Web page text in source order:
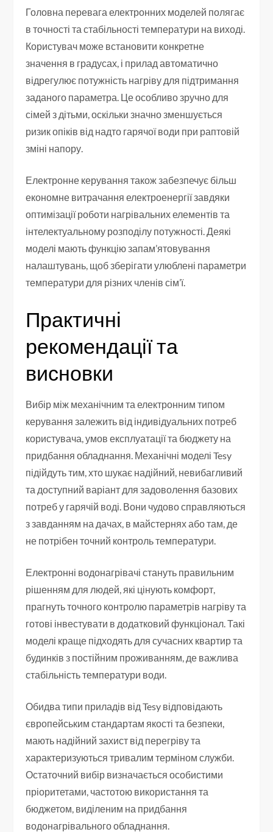
Головна перевага електронних моделей полягає
в точності та стабільності температури на виході.
Користувач може встановити конкретне
значення в градусах, і прилад автоматично
відрегулює потужність нагріву для підтримання
заданого параметра. Це особливо зручно для
сімей з дітьми, оскільки значно зменшується
ризик опіків від надто гарячої води при раптовій
зміні напору.
Електронне керування також забезпечує більш
економне витрачання електроенергії завдяки
оптимізації роботи нагрівальних елементів та
інтелектуальному розподілу потужності. Деякі
моделі мають функцію запам’ятовування
налаштувань, щоб зберігати улюблені параметри
температури для різних членів сім’ї.
Практичні
рекомендації та
висновки
Вибір між механічним та електронним типом
керування залежить від індивідуальних потреб
користувача, умов експлуатації та бюджету на
придбання обладнання. Механічні моделі Tesy
підійдуть тим, хто шукає надійний, невибагливий
та доступний варіант для задоволення базових
потреб у гарячій воді. Вони чудово справляються
з завданням на дачах, в майстернях або там, де
не потрібен точний контроль температури.
Електронні водонагрівачі стануть правильним
рішенням для людей, які цінують комфорт,
прагнуть точного контролю параметрів нагріву та
готові інвестувати в додатковий функціонал. Такі
моделі краще підходять для сучасних квартир та
будинків з постійним проживанням, де важлива
стабільність температури води.
Обидва типи приладів від Tesy відповідають
європейським стандартам якості та безпеки,
мають надійний захист від перегріву та
характеризуються тривалим терміном служби.
Остаточний вибір визначається особистими
пріоритетами, частотою використання та
бюджетом, виділеним на придбання
водонагрівального обладнання.